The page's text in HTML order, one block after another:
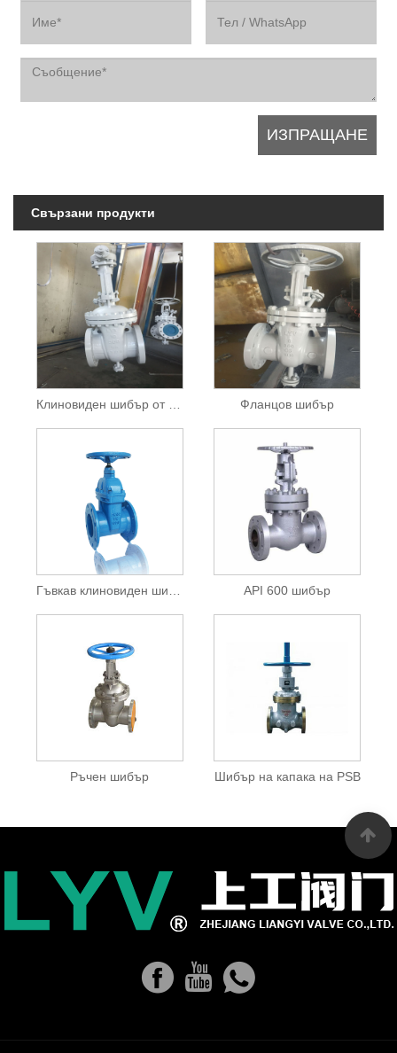
Свързани продукти
Клиновиден шибър от лята стомана Фланцов шибър
Гъвкав клиновиден шибър API 600 шибър
Ръчен шибър Шибър на капака на PSB